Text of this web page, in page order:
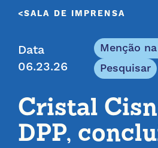
SALA DE IMPRENSA
Data
06.23.26
Menção
Pesquisar
Cristal
DPP,